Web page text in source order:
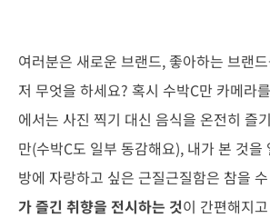
여러분은 새로운 브랜드, 좋아하는 브랜
저 무엇을 하세요? 혹시 수박C만 카메라
에서는 사진 찍기 대신 음식을 온전히 즐
만(수박C도 일부 동감해요), 내가 본 것을
방에 자랑하고 싶은 근질근질함은 참을
가 즐긴 취향을 전시하는 것이 간편해지